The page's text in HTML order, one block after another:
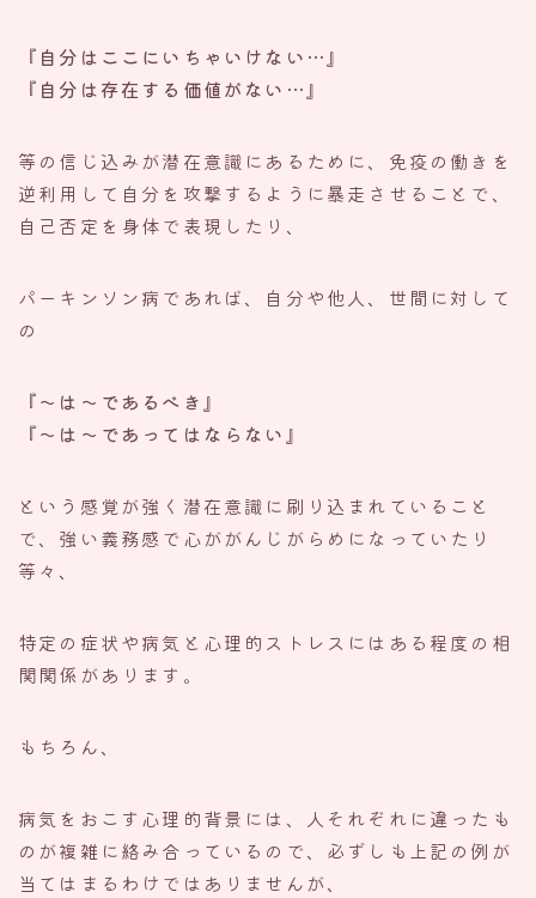
『自分はここにいちゃいけない…』
『自分は存在する価値がない…』
等の信じ込みが潜在意識にあるために、免疫の働きを
逆利用して自分を攻撃するように暴走させることで、
自己否定を身体で表現したり、
パーキンソン病であれば、自分や他人、世間に対して
の
『〜は〜であるべき』
『〜は〜であってはならない』
という感覚が強く潜在意識に刷り込まれていること
で、強い義務感で心ががんじがらめになっていたり
等々、
特定の症状や病気と心理的ストレスにはある程度の相
関関係があります。
もちろん、
病気をおこす心理的背景には、人それぞれに違ったも
のが複雑に絡み合っているので、必ずしも上記の例が
当てはまるわけではありませんが、